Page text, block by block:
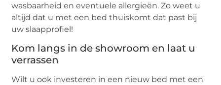
wasbaarheid en eventuele allergieën. Zo weet u
altijd dat u met een bed thuiskomt dat past bij
uw slaapprofiel!
Kom langs in de showroom en laat u
verrassen
Wilt u ook investeren in een nieuw bed met een